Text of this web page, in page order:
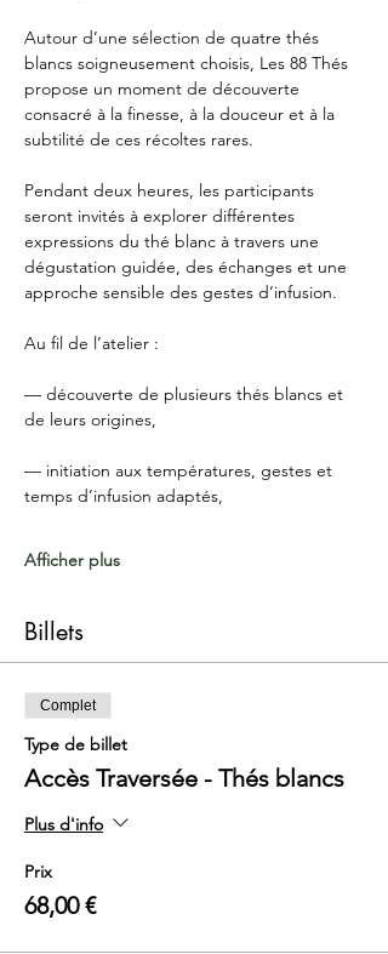
Autour d’une sélection de quatre thés
blancs soigneusement choisis, Les 88 Thés
propose un moment de découverte
consacré à la finesse, à la douceur et à la
subtilité de ces récoltes rares.
Pendant deux heures, les participants
seront invités à explorer différentes
expressions du thé blanc à travers une
dégustation guidée, des échanges et une
approche sensible des gestes d’infusion.
Au fil de l’atelier :
— découverte de plusieurs thés blancs et
de leurs origines,
— initiation aux températures, gestes et
temps d’infusion adaptés,
Afficher plus
Billets
Complet
Type de billet
Accès Traversée - Thés blancs
Plus d'info
Prix
68,00 €